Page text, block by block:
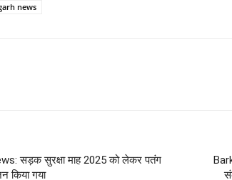
news
सड़क सुरक्षा माह 2025 को लेकर पतंग
किया गया